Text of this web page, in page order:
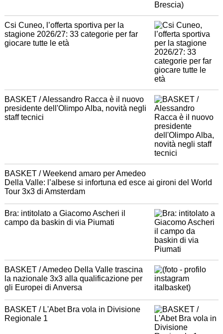
Csi Cuneo, l’offerta sportiva per la
stagione 2026/27: 33 categorie per far
giocare tutte le età
BASKET / Alessandro Racca è il nuovo
presidente dell'Olimpo Alba, novità negli
staff tecnici
BASKET / Weekend amaro per Amedeo
Della Valle: l’albese si infortuna ed esce ai gironi del World
Tour 3x3 di Amsterdam
Bra: intitolato a Giacomo Ascheri il
campo da baskin di via Piumati
BASKET / Amedeo Della Valle trascina
la nazionale 3x3 alla qualificazione per
gli Europei di Anversa
BASKET / L'Abet Bra vola in Divisione
Regionale 1